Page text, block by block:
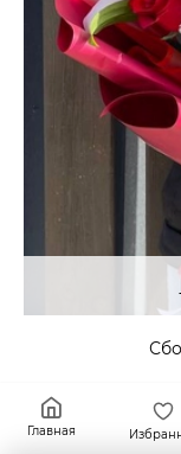
Главная
4 590